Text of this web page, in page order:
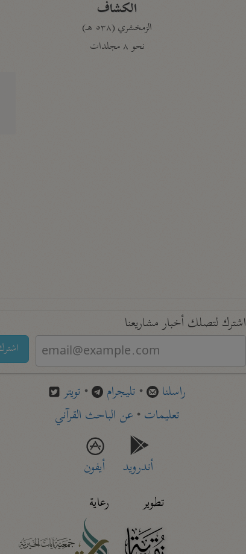
الكشاف
الزمخشري (٥٣٨ هـ)
نحو ٨ مجلدات
اشترك لتصلك أخبار مشاريعنا
راسلنا • تليجرام • تويتر
تعليمات• عن الباحث القرآني
أندرويد
أيفون
تطوير
رعاية